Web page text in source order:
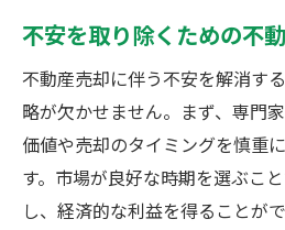
不安を取り除くための不
不動産売却に伴う不安を解消す
略が欠かせません。まず、専門
価値や売却のタイミングを慎重
す。市場が良好な時期を選ぶこ
し、経済的な利益を得ることが